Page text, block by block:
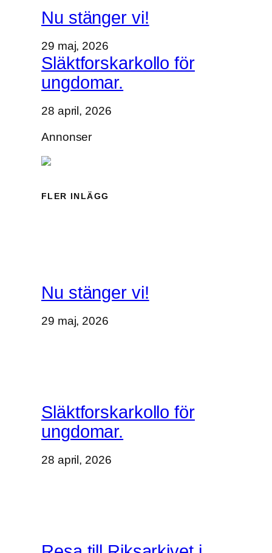
ä
o
n
g
t
r
t
Nu stänger vi!
29 maj, 2026
Släktforskarkollo för
ungdomar.
28 april, 2026
Annonser
FLER INLÄGG
Nu stänger vi!
29 maj, 2026
Släktforskarkollo för
ungdomar.
28 april, 2026